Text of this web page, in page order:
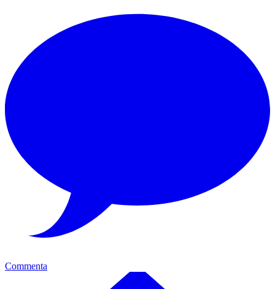
Commenta